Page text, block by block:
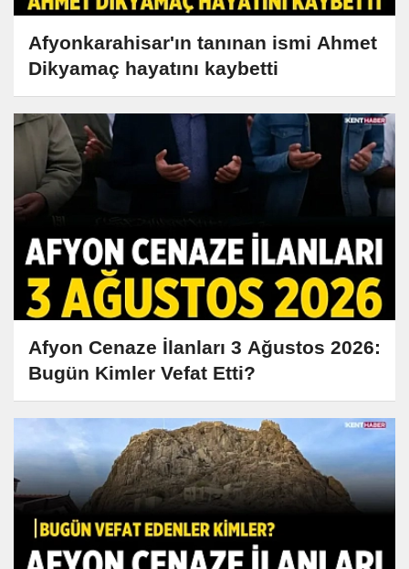
Afyonkarahisar'ın tanınan ismi Ahmet
Dikyamaç hayatını kaybetti
Afyon Cenaze İlanları 3 Ağustos 2026:
Bugün Kimler Vefat Etti?